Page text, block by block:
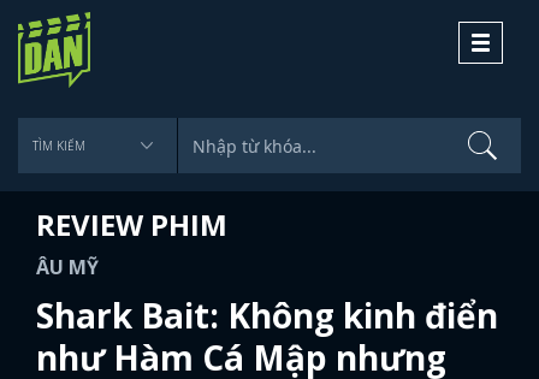
Toggle
REVIEW PHIM
ÂU MỸ
Shark Bait: Không kinh điển
như Hàm Cá Mập nhưng